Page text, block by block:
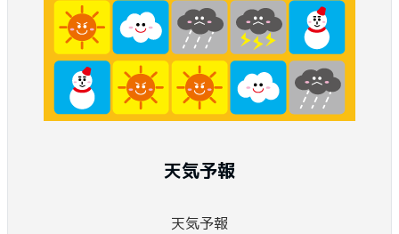
天気予報
天気予報